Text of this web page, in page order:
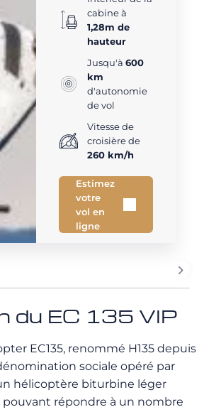
cabine à
1,28m de
hauteur
Jusqu'à 600
km
d'autonomie
de vol
Vitesse de
croisière de
260 km/h
Estimez
votre
vol en
ligne
du EC 135 VIP
EC135, renommé H135 depuis
sociale opéré par
hélicoptère biturbine léger
pouvant répondre à un nombre